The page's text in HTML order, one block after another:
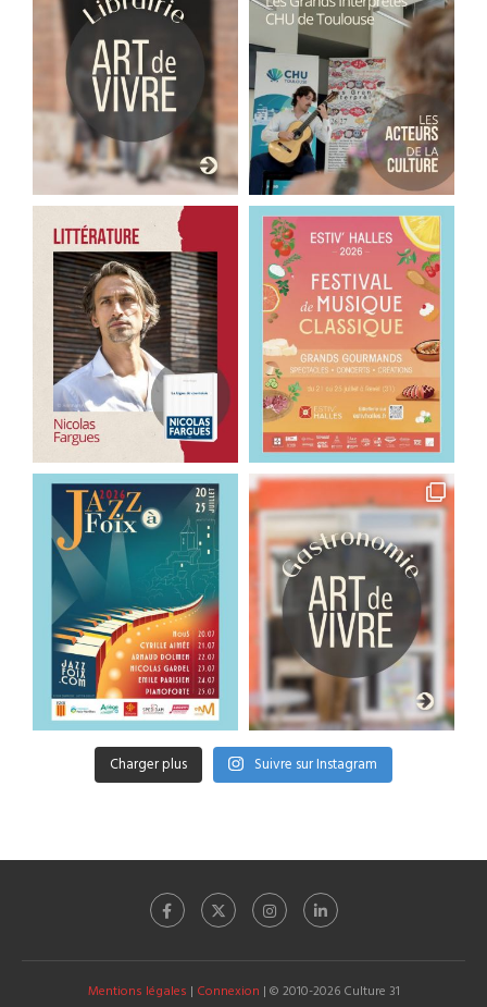
Charger plus Suivre sur Instagram
Mentions légales | Connexion | © 2010-2026 Culture 31